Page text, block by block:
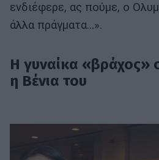
ενδιέφερε, ας πούμε, ο
άλλα πράγματα…».
Η γυναίκα «βράχος»
η Βένια του